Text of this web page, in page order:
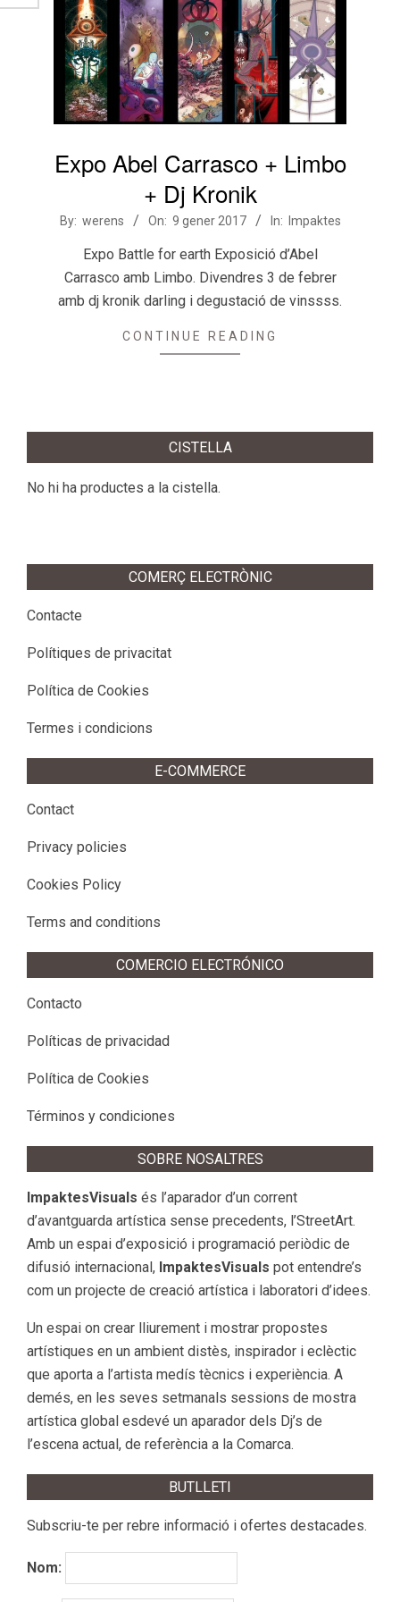
Expo Abel Carrasco + Limbo
+ Dj Kronik
2017-
By: werens On: 9 gener 2017 In: Impaktes
Expo Battle for earth Exposició d’Abel
Carrasco amb Limbo. Divendres 3 de febrer
amb dj kronik darling i degustació de vinssss.
CONTINUE READING
CISTELLA
No hi ha productes a la cistella.
COMERÇ ELECTRÒNIC
Contacte
Polítiques de privacitat
Política de Cookies
Termes i condicions
E-COMMERCE
Contact
Privacy policies
Cookies Policy
Terms and conditions
COMERCIO ELECTRÓNICO
Contacto
Políticas de privacidad
Política de Cookies
Términos y condiciones
SOBRE NOSALTRES
ImpaktesVisuals és l’aparador d’un corrent
d’avantguarda artística sense precedents, l’StreetArt.
Amb un espai d’exposició i programació periòdic de
difusió internacional, ImpaktesVisuals pot entendre’s
com un projecte de creació artística i laboratori d’idees.
Un espai on crear lliurement i mostrar propostes
artístiques en un ambient distès, inspirador i eclèctic
que aporta a l’artista medís tècnics i experiència. A
demés, en les seves setmanals sessions de mostra
artística global esdevé un aparador dels Dj’s de
l’escena actual, de referència a la Comarca.
BUTLLETI
Subscriu-te per rebre informació i ofertes destacades.
Nom: